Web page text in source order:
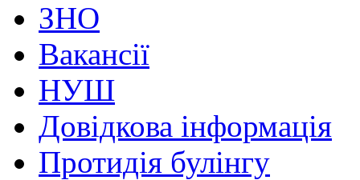
ЗНО
Вакансії
НУШ
Довідкова інформація
Протидія булінгу